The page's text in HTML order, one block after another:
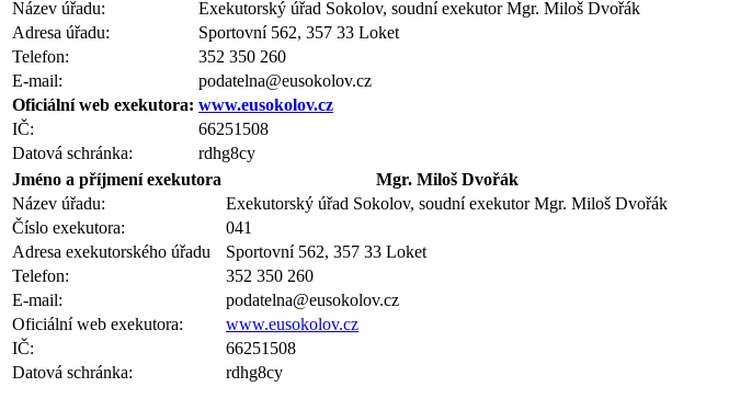
Název úřadu:
Exekutorský úřad Sokolov, soudní exekutor Mgr. Miloš Dvořák
Adresa úřadu:
Sportovní 562, 357 33 Loket
Telefon:
352 350 260
E-mail:
podatelna@eusokolov.cz
Oficiální web exekutora: www.eusokolov.cz
IČ:
66251508
Datová schránka:
rdhg8cy
Jméno a příjmení exekutora
Mgr. Miloš Dvořák
Název úřadu:
Exekutorský úřad Sokolov, soudní exekutor Mgr. Miloš Dvořák
Číslo exekutora:
041
Adresa exekutorského úřadu
Sportovní 562, 357 33 Loket
Telefon:
352 350 260
E-mail:
podatelna@eusokolov.cz
Oficiální web exekutora:
www.eusokolov.cz
IČ:
66251508
Datová schránka:
rdhg8cy